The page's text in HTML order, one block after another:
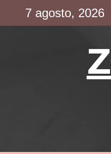
7 agosto, 2026